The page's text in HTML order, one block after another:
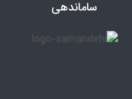
ساماندهی